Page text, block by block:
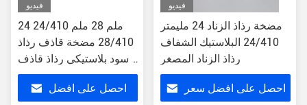
فيديو
24 ملم 28 ملم 24/410
28/410 مضخة قاذف رذاذ
أسود بلاستيكي رذاذ قاذف
صغير
احصل على افضل
فيديو
مضخة رذاذ الزناد 24 مليمتر
24/410 البلاستيك الشفاف
رذاذ الزناد المصغر
احصل على افضل سعر